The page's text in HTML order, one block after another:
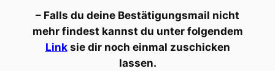
– Falls du deine Bestätigungsmail nicht
mehr findest kannst du unter folgendem
Linksie dir noch einmal zuschicken
lassen.